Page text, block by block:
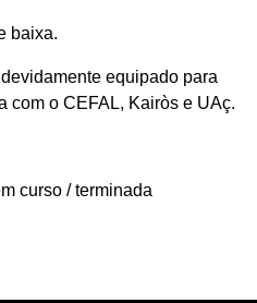
baixa.
equipado para
com o CEFAL, Kairòs e UAç.
curso / terminada